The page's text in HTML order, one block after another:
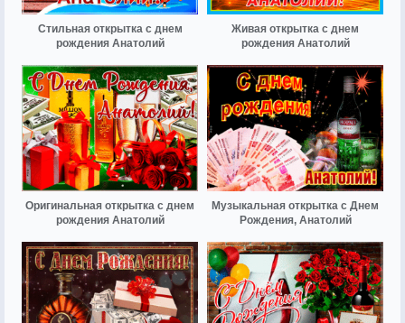
Стильная открытка с днем
рождения Анатолий
Живая открытка с днем
рождения Анатолий
Оригинальная открытка с днем
рождения Анатолий
Музыкальная открытка с Днем
Рождения, Анатолий